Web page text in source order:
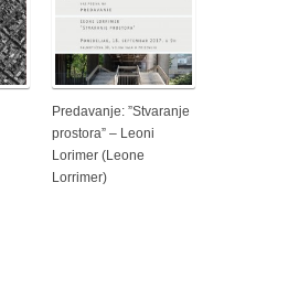
Predavanje: ”Stvaranje
prostora” – Leoni
Lorimer (Leone
Lorrimer)